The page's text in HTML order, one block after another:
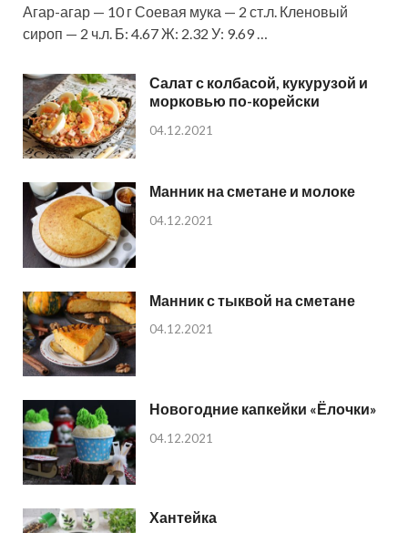
Агар-агар — 10 г Соевая мука — 2 ст.л. Кленовый
сироп — 2 ч.л. Б: 4.67 Ж: 2.32 У: 9.69 …
Салат с колбасой, кукурузой и
морковью по-корейски
04.12.2021
Манник на сметане и молоке
04.12.2021
Манник с тыквой на сметане
04.12.2021
Новогодние капкейки «Ёлочки»
04.12.2021
Хантейка